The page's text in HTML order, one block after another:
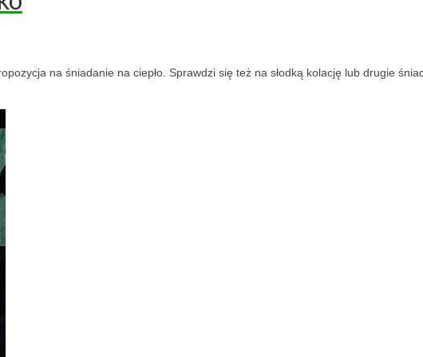
na śniadanie na ciepło. Sprawdzi się też na słodką kolację lub drugie